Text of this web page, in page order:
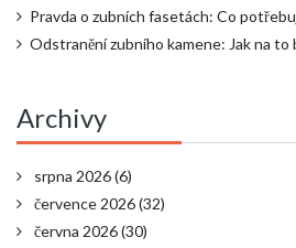
Pravda o zubních fasetách: Co
Odstranění zubního kamene: Jak na to
Archivy
srpna 2026(6)
července 2026(32)
června 2026(30)